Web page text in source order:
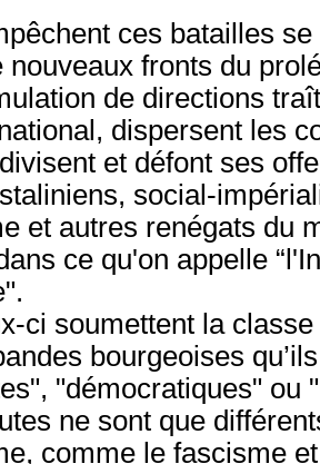
ces batailles
nouveaux fronts du
de directions
dispersent les
et défont ses
social-
et autres renégats du
ce qu'on appelle
ci soumettent la
bourgeoises
"démocratiques" ou
ne sont que
comme le fascisme